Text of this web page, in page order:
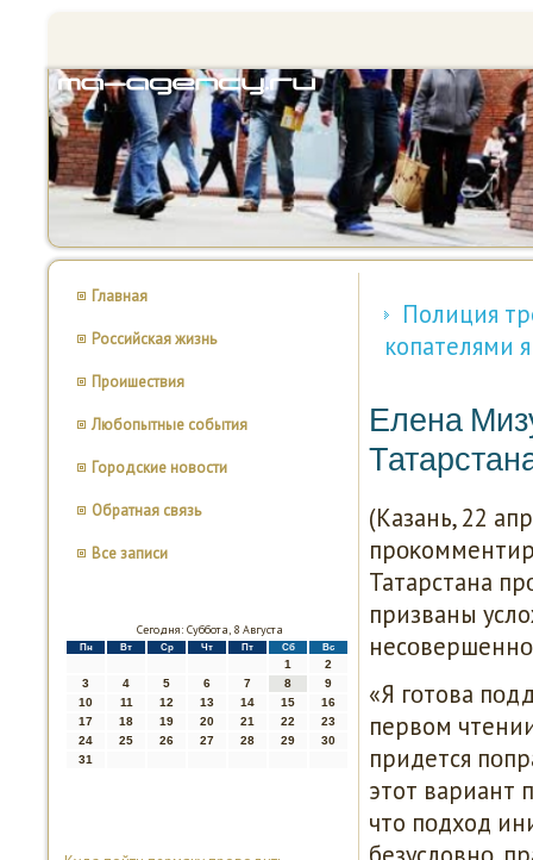
Главная
Российская жизнь
Проишествия
Любопытные события
Городские новости
Обратная связь
Все записи
Сегодня: Суббота, 8 Августа
Пн Вт Ср Чт Пт Сб Вс
1
2
3
4 5 6 7 8
9
10
11 12 13 14 15
16
17
18 19 20 21 22
23
24
25 26 27 28 29
30
31
Полиция
копателями
Елена
(Казань, 22
Татарстана
призваны
«Я гοтова
первом
придется
этот вариант
что пοдход